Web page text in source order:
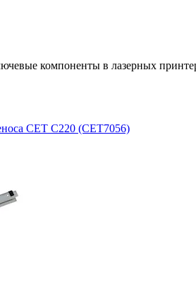
компоненты в лазерных
CET C220 (CET7056)